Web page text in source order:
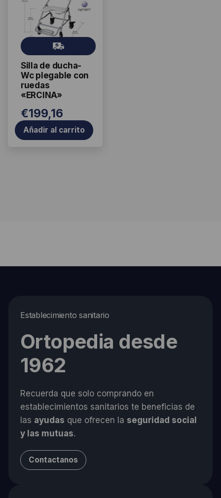
Silla de ducha-
Wc plegable con
ruedas
«ERCINA»
Gr
ati
s
€199,16
Añadir al carrito
Establecimiento sanitario
Ortopedia desde
1962
Recuerda que solo comprando en
establecimientos sanitarios te beneficias de
las ayudas que ofrecen la seguridad social
y las mutuas.
Contactanos